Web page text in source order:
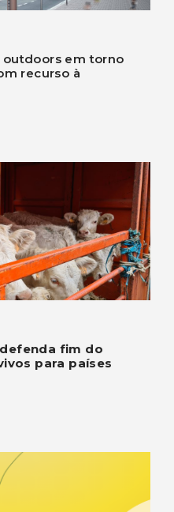
outdoors em torno
recurso à
fim do
para países